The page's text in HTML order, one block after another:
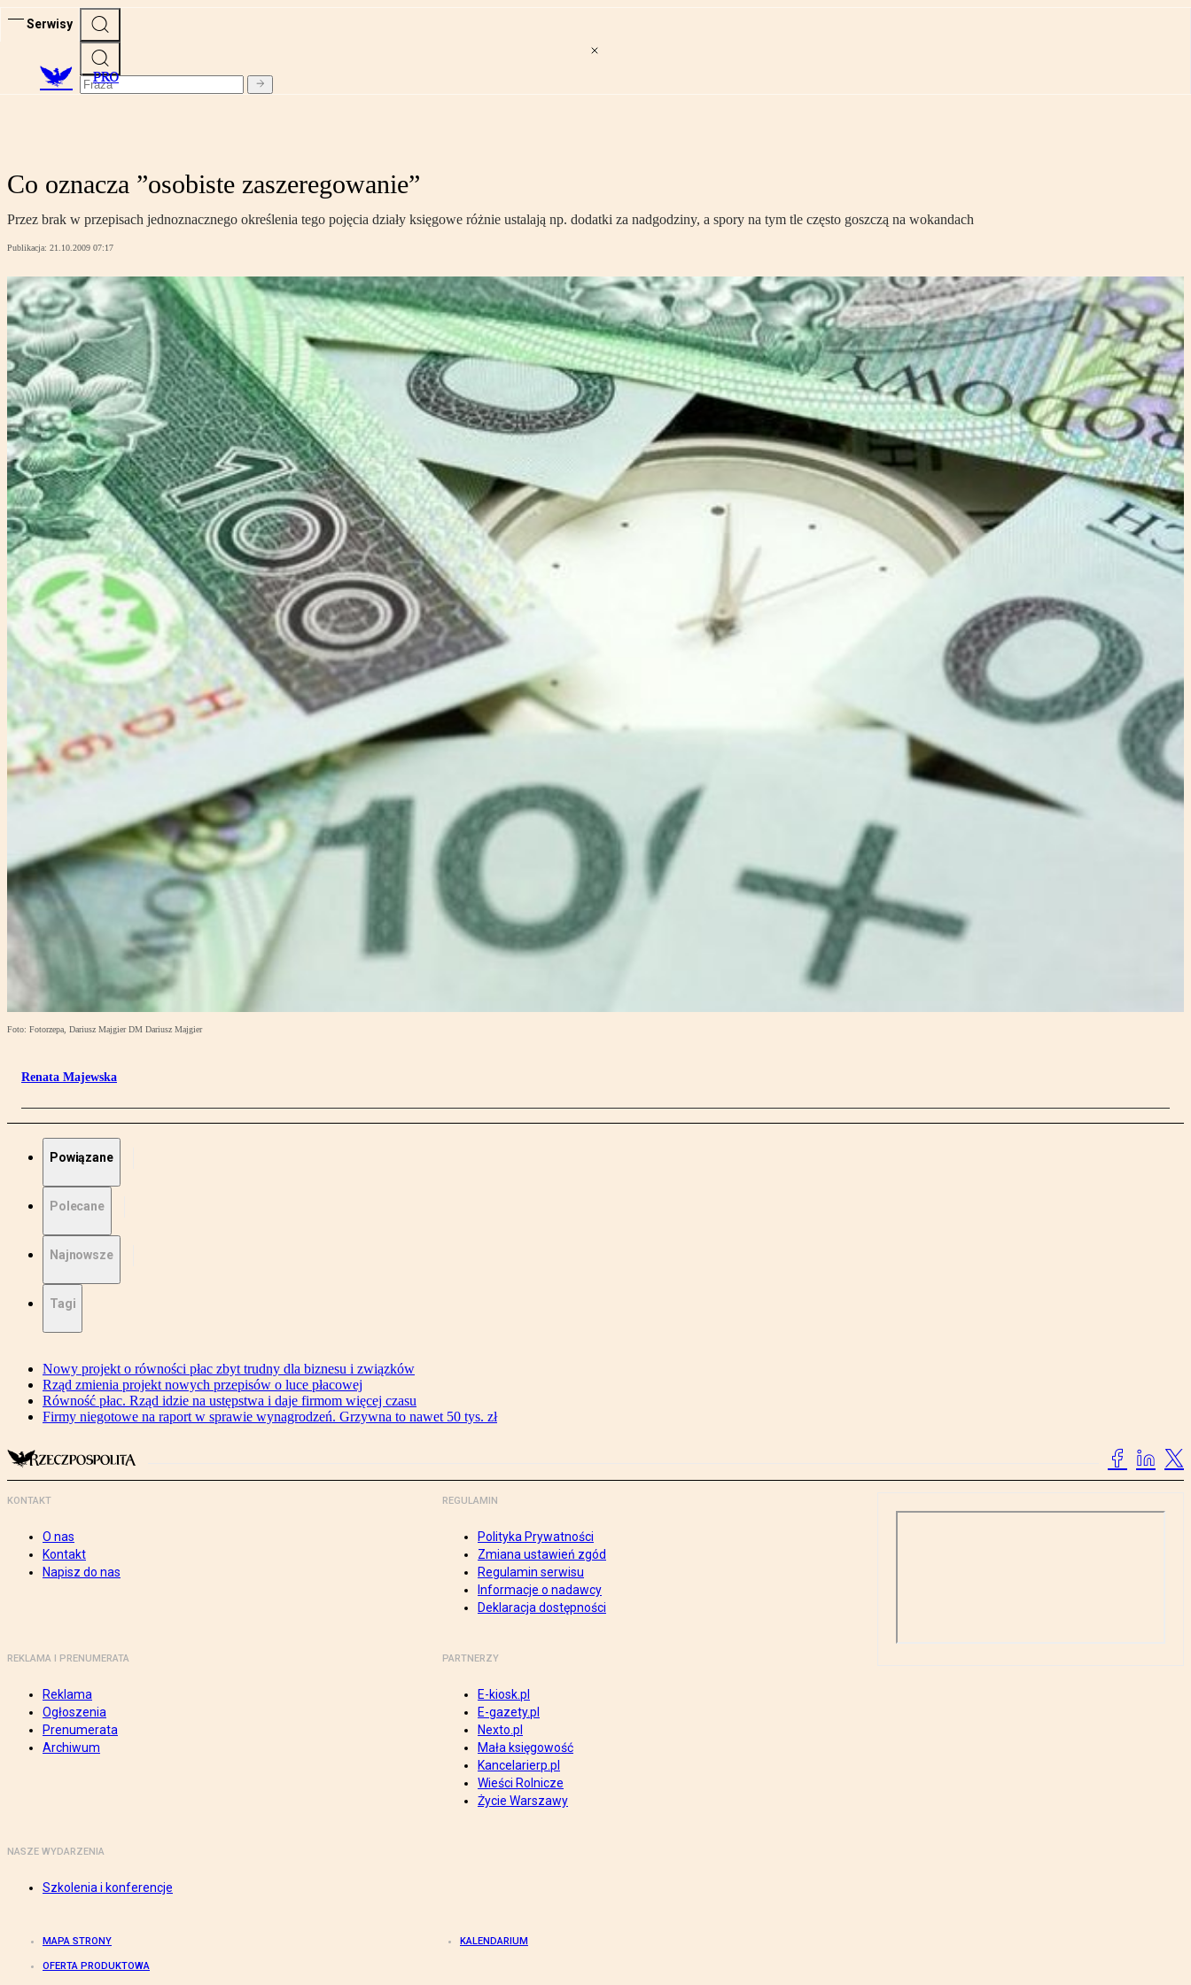
Serwisy
PRO
Co oznacza ”osobiste zaszeregowanie”
Przez brak w przepisach jednoznacznego określenia tego pojęcia działy księgowe różnie ustalają np. dodatki za nadgodziny, a spory na tym tle często goszczą na wokandach
Publikacja: 21.10.2009 07:17
Foto: Fotorzepa, Dariusz Majgier DM Dariusz Majgier
Renata Majewska
Powiązane
Polecane
Najnowsze
Tagi
Nowy projekt o równości płac zbyt trudny dla biznesu i związków
Rząd zmienia projekt nowych przepisów o luce płacowej
Równość płac. Rząd idzie na ustępstwa i daje firmom więcej czasu
Firmy niegotowe na raport w sprawie wynagrodzeń. Grzywna to nawet 50 tys. zł
KONTAKT
O nas
Kontakt
Napisz do nas
REGULAMIN
Polityka Prywatności
Zmiana ustawień zgód
Regulamin serwisu
Informacje o nadawcy
Deklaracja dostępności
REKLAMA I PRENUMERATA
Reklama
Ogłoszenia
Prenumerata
Archiwum
PARTNERZY
E-kiosk.pl
E-gazety.pl
Nexto.pl
Mała księgowość
Kancelarierp.pl
Wieści Rolnicze
Życie Warszawy
NASZE WYDARZENIA
Szkolenia i konferencje
MAPA STRONY KALENDARIUM
OFERTA PRODUKTOWA